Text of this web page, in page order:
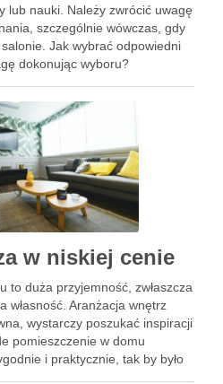
lub nauki. Należy zwrócić uwagę
szczególnie wówczas, gdy
Jak wybrać odpowiedni
dokonując wyboru?
w niskiej cenie
to duża przyjemność, zwłaszcza
własność. Aranżacja wnętrz
wystarczy poszukać inspiracji
pomieszczenie w domu
i praktycznie, tak by było